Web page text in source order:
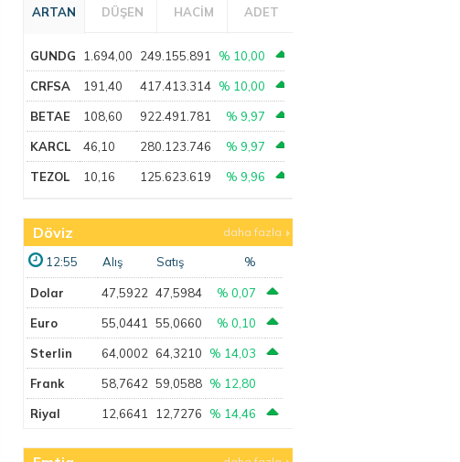
ARTAN DÜŞEN HACİM ADET
GUNDG 1.694,00 249.155.891 % 10,00
CRFSA 191,40 417.413.314 % 10,00
BETAE 108,60 922.491.781 % 9,97
KARCL 46,10 280.123.746 % 9,97
TEZOL 10,16 125.623.619 % 9,96
Döviz daha fazla
12:55 Alış Satış %
Dolar 47,5922 47,5984 % 0,07
Euro 55,0441 55,0660 % 0,10
Sterlin 64,0002 64,3210 % 14,03
Frank 58,7642 59,0588 % 12,80
Riyal 12,6641 12,7276 % 14,46